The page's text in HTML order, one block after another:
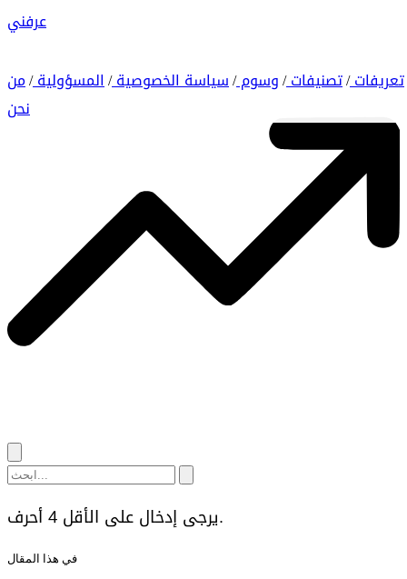
عرفني
تعريفات/ تصنيفات/ وسوم/ سياسة الخصوصية/ المسؤولية/ من
نحن
يرجى إدخال على الأقل 4 أحرف.
في هذا المقال